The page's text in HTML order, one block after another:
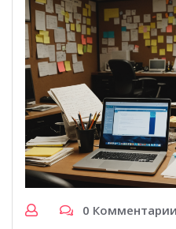
0 Комментарии